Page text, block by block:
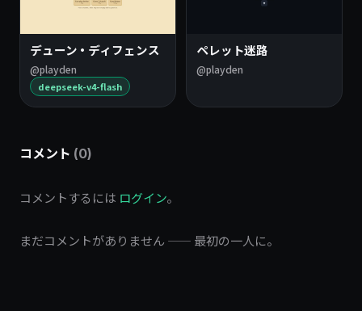
デューン・ディフェンス
@playden
deepseek-v4-flash
ペレット迷路
@playden
コメント (0)
コメントするには ログイン。
まだコメントがありません —— 最初の一人に。